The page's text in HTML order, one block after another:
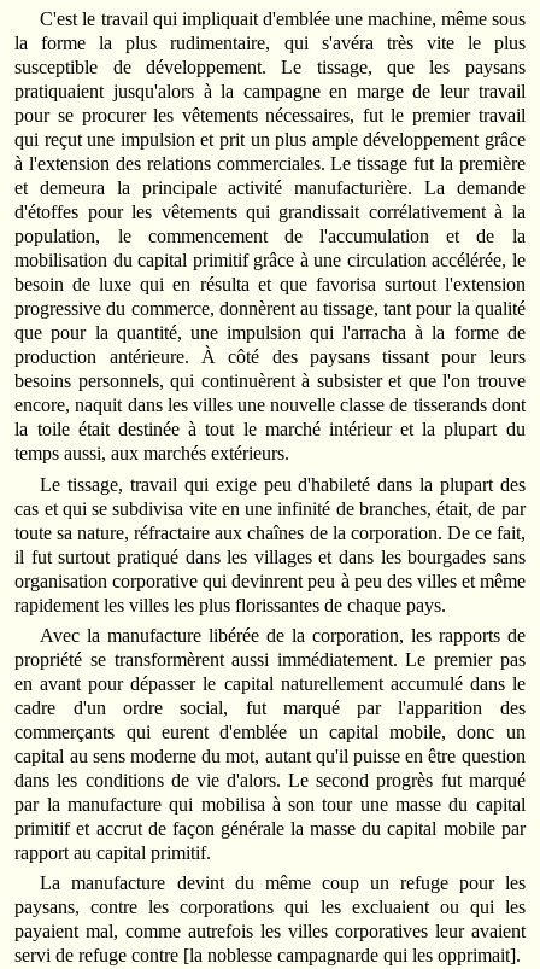
C'est le travail qui impliquait d'emblée une machine, même sous
la forme la plus rudimentaire, qui s'avéra très vite le plus
susceptible de développement. Le tissage, que les paysans
pratiquaient jusqu'alors à la campagne en marge de leur travail
pour se procurer les vêtements nécessaires, fut le premier travail
qui reçut une impulsion et prit un plus ample développement grâce
à l'extension des relations commerciales. Le tissage fut la première
et demeura la principale activité manufacturière. La demande
d'étoffes pour les vêtements qui grandissait corrélativement à la
population, le commencement de l'accumulation et de la
mobilisation du capital primitif grâce à une circulation accélérée, le
besoin de luxe qui en résulta et que favorisa surtout l'extension
progressive du commerce, donnèrent au tissage, tant pour la qualité
que pour la quantité, une impulsion qui l'arracha à la forme de
production antérieure. À côté des paysans tissant pour leurs
besoins personnels, qui continuèrent à subsister et que l'on trouve
encore, naquit dans les villes une nouvelle classe de tisserands dont
la toile était destinée à tout le marché intérieur et la plupart du
temps aussi, aux marchés extérieurs.
Le tissage, travail qui exige peu d'habileté dans la plupart des
cas et qui se subdivisa vite en une infinité de branches, était, de par
toute sa nature, réfractaire aux chaînes de la corporation. De ce fait,
il fut surtout pratiqué dans les villages et dans les bourgades sans
organisation corporative qui devinrent peu à peu des villes et même
rapidement les villes les plus florissantes de chaque pays.
Avec la manufacture libérée de la corporation, les rapports de
propriété se transformèrent aussi immédiatement. Le premier pas
en avant pour dépasser le capital naturellement accumulé dans le
cadre d'un ordre social, fut marqué par l'apparition des
commerçants qui eurent d'emblée un capital mobile, donc un
capital au sens moderne du mot, autant qu'il puisse en être question
dans les conditions de vie d'alors. Le second progrès fut marqué
par la manufacture qui mobilisa à son tour une masse du capital
primitif et accrut de façon générale la masse du capital mobile par
rapport au capital primitif.
La manufacture devint du même coup un refuge pour les
paysans, contre les corporations qui les excluaient ou qui les
payaient mal, comme autrefois les villes corporatives leur avaient
servi de refuge contre [la noblesse campagnarde qui les opprimait].